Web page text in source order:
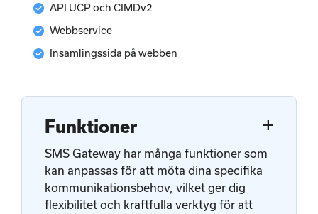
check_circle API UCP och CIMDv2
check_circle Webbservice
check_circle Insamlingssida på webben
add
Funktioner
SMS Gateway har många funktioner som
kan anpassas för att möta dina specifika
kommunikationsbehov, vilket ger dig
flexibilitet och kraftfulla verktyg för att